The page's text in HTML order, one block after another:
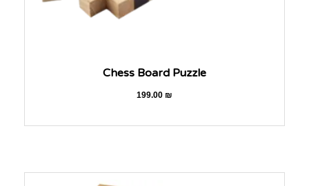
Chess Board Puzzle
199.00₪